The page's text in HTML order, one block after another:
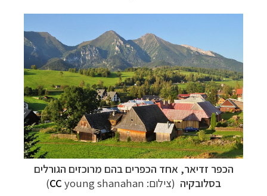
הכפר זדיאר, אחד הכפרים בהם מרוכזים הגורלים
בסלובקיה (צילום: CC young shanahan)